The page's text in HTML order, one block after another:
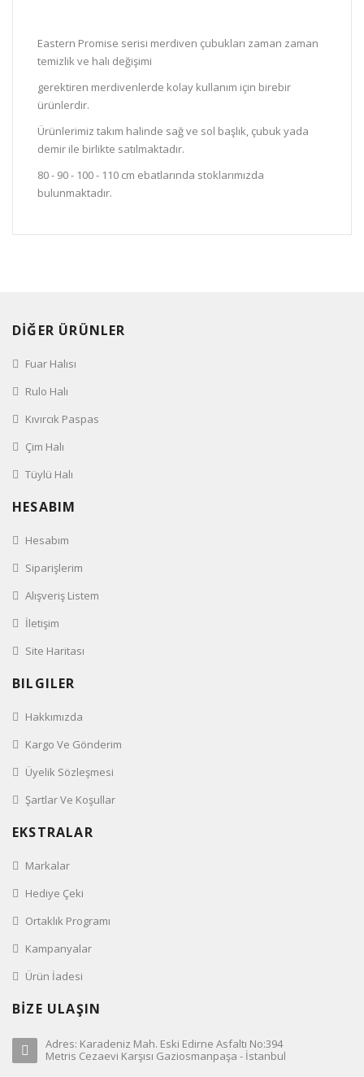
Eastern Promise serisi merdiven çubukları zaman zaman
temizlik ve halı değişimi
gerektiren merdivenlerde kolay kullanım için birebir
ürünlerdir.
Ürünlerimiz takım halinde sağ ve sol başlık, çubuk yada
demir ile birlikte satılmaktadır.
80 - 90 - 100 - 110 cm ebatlarında stoklarımızda
bulunmaktadır.
DİĞER ÜRÜNLER
Fuar Halısı
Rulo Halı
Kıvırcık Paspas
Çim Halı
Tüylü Halı
HESABIM
Hesabım
Siparişlerim
Alışveriş Listem
İletişim
Site Haritası
BILGILER
Hakkımızda
Kargo Ve Gönderim
Üyelik Sözleşmesi
Şartlar Ve Koşullar
EKSTRALAR
Markalar
Hediye Çeki
Ortaklık Programı
Kampanyalar
Ürün İadesi
BİZE ULAŞIN
Adres: Karadeniz Mah. Eski Edirne Asfaltı No:394
Metris Cezaevi Karşısı Gaziosmanpaşa - İstanbul